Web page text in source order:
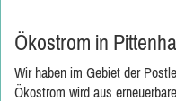
Ökostrom in
Wir haben im Gebiet der
Ökostrom wird aus